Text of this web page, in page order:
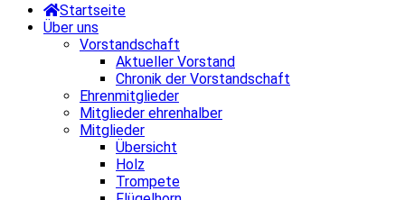
Startseite
Über uns
Vorstandschaft
Aktueller Vorstand
Chronik der Vorstandschaft
Ehrenmitglieder
Mitglieder ehrenhalber
Mitglieder
Übersicht
Holz
Trompete